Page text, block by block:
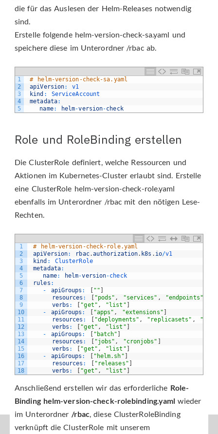
die für das Auslesen der Helm-Releases notwendig
sind.
Erstelle folgende helm-version-check-sa.yaml und
speichere diese im Unterordner /rbac ab.
1
2
3
4
5
# helm-version-check-sa.yaml
apiVersion:
v1
kind :
ServiceAccount
metadata:
name: helm-version-check
Role und RoleBinding erstellen
Die ClusterRole definiert, welche Ressourcen und
Aktionen im Kubernetes-Cluster erlaubt sind. Erstelle
eine ClusterRole helm-version-check-role.yaml
ebenfalls im Unterordner /rbac mit den nötigen Lese-
Rechten.
1
2
3
4
5
6
7
8
9
10
11
12
13
14
15
16
17
18
# helm-version-check-role.yaml
apiVersion: rbac.authorization. k8s . io/v1
kind :
ClusterRole
metadata:
name: helm-version-check
rules :
-
apiGroups : [ "" ]
resources : [ "pods" , "services" , "endpoints"
verbs : [ "get" , "list" ]
-
apiGroups : [ "apps" , "extensions" ]
resources : [ "deployments" , "replicasets" ,
verbs : [ "get" , "list" ]
-
apiGroups : [ "batch" ]
resources : [ "jobs" , "cronjobs" ]
verbs : [ "get" , "list" ]
-
apiGroups : [ "helm.sh" ]
resources : [ "releases" ]
verbs : [ "get" , "list" ]
Anschließend erstellen wir das erforderliche Role-
Binding helm-version-check-rolebinding.yaml wieder
im Unterordner /rbac , diese ClusterRoleBinding
verknüpft die ClusterRole mit unserem